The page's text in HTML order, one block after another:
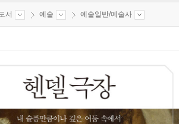
서 예술 예술일반/예술사